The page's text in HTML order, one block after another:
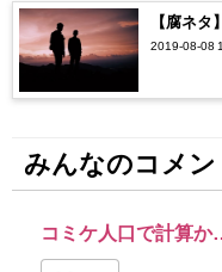
【腐ネ
2019-08-08
みんなのコメン
コミケ人口で計算か‪…‬